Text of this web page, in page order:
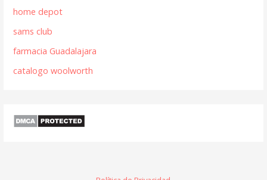
home depot
sams club
farmacia Guadalajara
catalogo woolworth